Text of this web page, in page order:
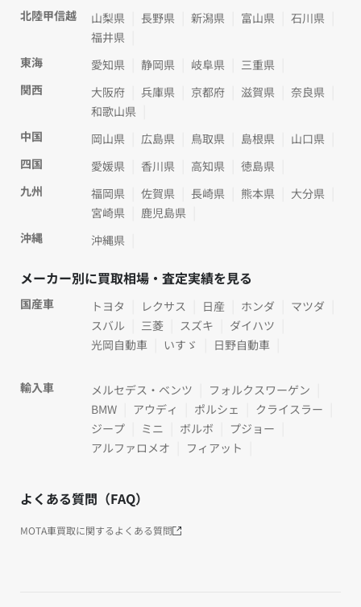
北陸甲信越
山梨県 長野県 新潟県 富山県
石川県
福井県
東海
愛知県 静岡県 岐阜県
三重県
関西
大阪府 兵庫県 京都府 滋賀県
奈良県
和歌山県
中国
岡山県 広島県 鳥取県 島根県
山口県
四国
愛媛県 香川県 高知県
徳島県
九州
福岡県 佐賀県 長崎県 熊本県
大分県
宮崎県
鹿児島県
沖縄
沖縄県
メーカー別に買取相場・査定実績を見る
国産車 トヨタ レクサス 日産 ホンダ
マツダ
スバル
三菱 スズキ
ダイハツ
光岡自動車
いすゞ 日野自動車
輸入車 メルセデス・ベンツ
フォルクスワーゲン
BMW
アウディ ポルシェ
クライスラー
ジープ
ミニ ボルボ
プジョー
アルファロメオ
フィアット
よくある質問（FAQ）
MOTA車買取に関するよくある質問